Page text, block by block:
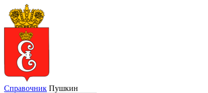
Справочник Пушкин